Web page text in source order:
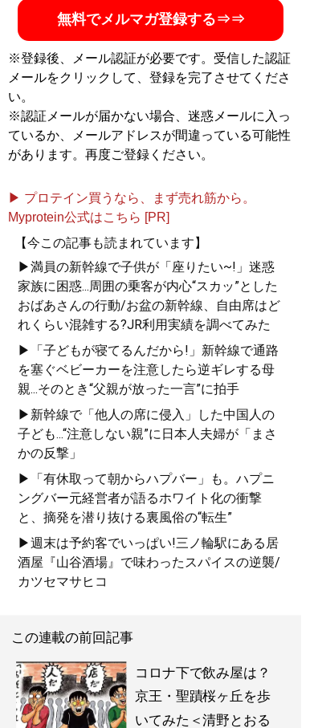
呼んだ連載が、大幅な加
描き下ろし漫画や特別収
録の「赤羽編」付き
記事一覧へ
無料でメルマガ登録する⇒⇒
※登録後、メール認証が必要です。受信した認証
メールをクリックして、登録を完了させてくださ
い。
※認証メールが届かない場合、迷惑メールに入っ
ているか、メールアドレスが間違っている可能性
があります。再度ご登録ください。
▶ プロテイン買うなら、まず売れ筋から。
Myprotein公式はこちら [PR]
【今この記事も読まれています】
▶満員の新幹線で子供が「座りたい~!」迷惑
家族に困惑...周囲の乗客が内心“スカッ”とした
おばあさんの行動/お盆の新幹線、自由席はど
れくらい混雑する?JR利用実績を調べてみた
▶「子どもが寝てるんだから!」新幹線で通路
を塞ぐベビーカーを注意したら逆ギレする母
親...そのとき“父親が放った一言”に拍手
▶新幹線で「他人の席に侵入」した中国人の
子ども...“注意しない親”に日本人夫婦が「まさ
かの反撃」
▶「有休取って朝からハプバー」も。ハプニ
ングバー元経営者が語るホワイト化の衝撃
と、摘発を潜り抜ける裏風俗の“転生”
▶週末は予約客でいっぱい!三ノ輪駅にある居
酒屋『山谷酒場』で味わったスパイスの逆襲/
カツセマサヒコ
この連載の前回記事
コロナ下で飲み屋は？
京王・聖蹟桜ヶ丘を歩
いてみた＜清野とおる